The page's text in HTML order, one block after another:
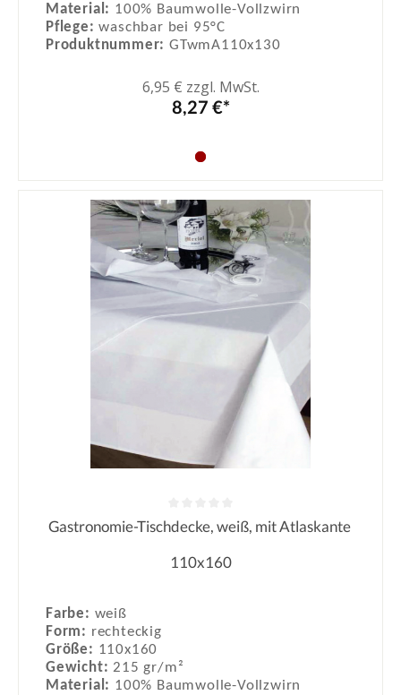
Material: 100% Baumwolle-Vollzwirn
Pflege:waschbar bei 95°C
Produktnummer: GTwmA110x130
6,95 € zzgl. MwSt.
8,27 €*
Durchschnittliche Bewertung von 0
Gastronomie-Tischdecke, weiß, mit Atlaskante
110x160
Farbe: weiß
Form: rechteckig
Größe: 110x160
Gewicht:215 gr/m²
Material: 100% Baumwolle-Vollzwirn